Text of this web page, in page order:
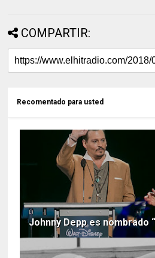
COMPARTIR:
Recomentado para usted
Johnny Depp es nombrado